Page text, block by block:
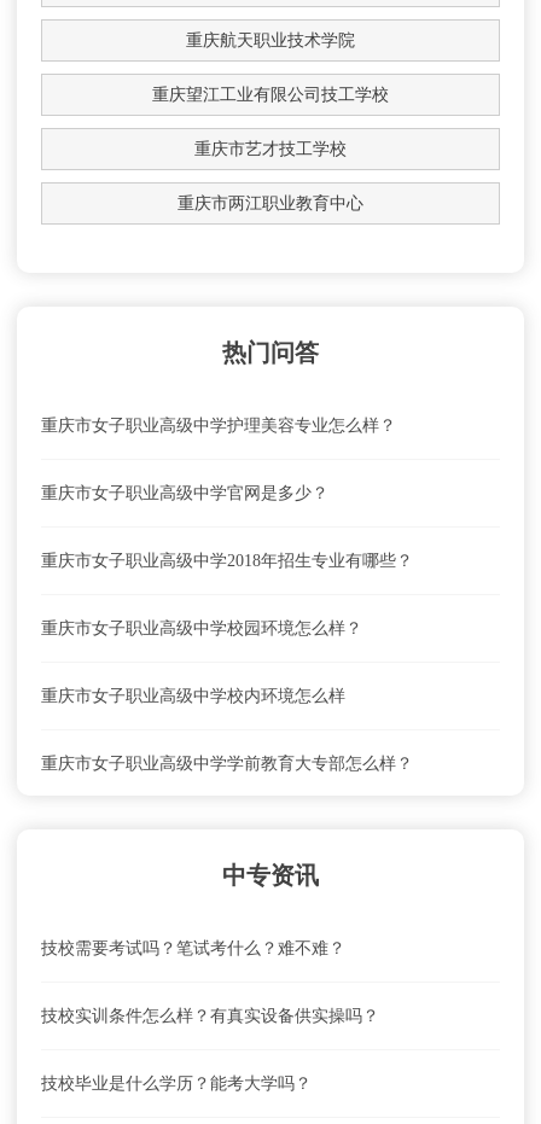
重庆航天职业技术学院
重庆望江工业有限公司技工学校
重庆市艺才技工学校
重庆市两江职业教育中心
热门问答
重庆市女子职业高级中学护理美容专业怎么样？
重庆市女子职业高级中学官网是多少？
重庆市女子职业高级中学2018年招生专业有哪些？
重庆市女子职业高级中学校园环境怎么样？
重庆市女子职业高级中学校内环境怎么样
重庆市女子职业高级中学学前教育大专部怎么样？
中专资讯
技校需要考试吗？笔试考什么？难不难？
技校实训条件怎么样？有真实设备供实操吗？
技校毕业是什么学历？能考大学吗？